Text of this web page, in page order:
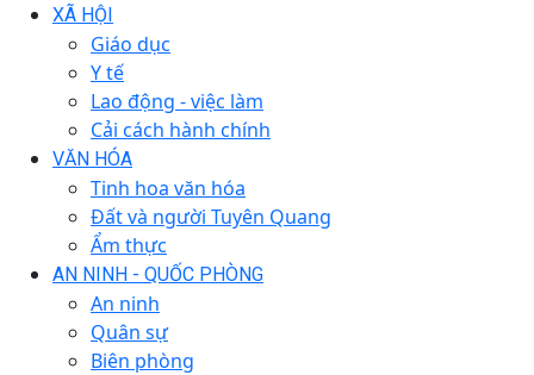
XÃ HỘI
Giáo dục
Y tế
Lao động - việc làm
Cải cách hành chính
VĂN HÓA
Tinh hoa văn hóa
Đất và người Tuyên Quang
Ẩm thực
AN NINH - QUỐC PHÒNG
An ninh
Quân sự
Biên phòng